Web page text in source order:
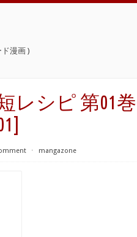
漫画 )
レシピ 第01巻
⋅ mangazone